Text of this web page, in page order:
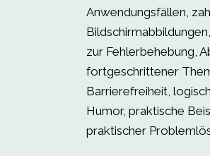
Anwendungsfällen,
zur Fehlerbehebung,
fortgeschrittener
Barrierefreiheit,
Humor, praktische
praktischer